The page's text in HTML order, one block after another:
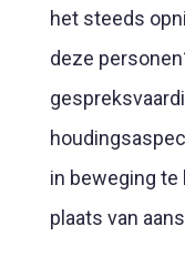
het steeds
deze
in beweging te
plaats van